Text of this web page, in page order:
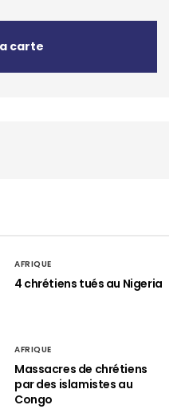
carte
AFRIQUE
4 chrétiens tués au Nigeria
AFRIQUE
Massacres de chrétiens
par des islamistes au
Congo